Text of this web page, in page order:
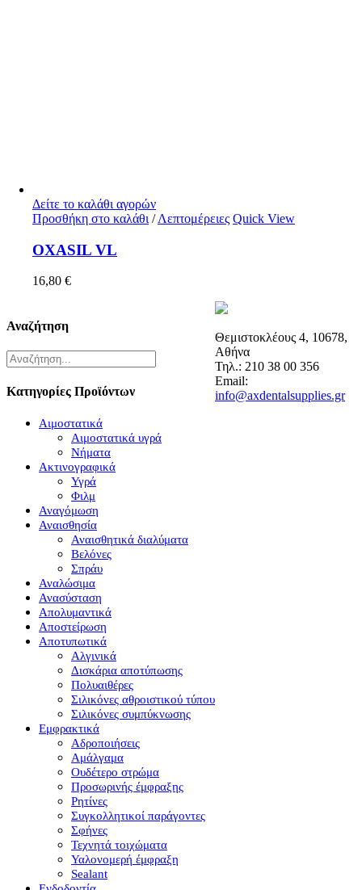
Δείτε το καλάθι αγορών
Προσθήκη στο καλάθι / Λεπτομέρειες Quick View
OXASIL VL
16,80 €
Αναζήτηση
Κατηγορίες Προϊόντων
Αιμοστατικά
Αιμοστατικά υγρά
Νήματα
Ακτινογραφικά
Υγρά
Φιλμ
Αναγόμωση
Αναισθησία
Αναισθητικά διαλύματα
Βελόνες
Σπράυ
Αναλώσιμα
Ανασύσταση
Απολυμαντικά
Αποστείρωση
Αποτυπωτικά
Αλγινικά
Δισκάρια αποτύπωσης
Πολυαιθέρες
Σιλικόνες αθροιστικού τύπου
Σιλικόνες συμπύκνωσης
Εμφρακτικά
Αδροποιήσεις
Αμάλγαμα
Ουδέτερο στρώμα
Προσωρινής έμφραξης
Ρητίνες
Συγκολλητικοί παράγοντες
Σφήνες
Τεχνητά τοιχώματα
Υαλονομερή έμφραξη
Sealant
Θεμιστοκλέους 4, 10678,
Αθήνα
Τηλ.: 210 38 00 356
Email:
info@axdentalsupplies.gr